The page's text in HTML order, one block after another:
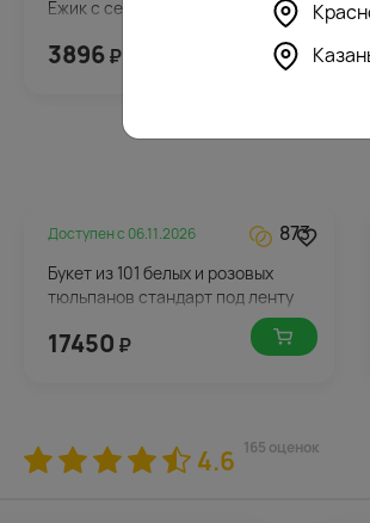
Ёжик с сердечком
3896₽
Доступен с 06.11.2026 873
Букет из 101 белых и розовых
тюльпанов стандарт под ленту
17450 ₽
4.6 165 оценок